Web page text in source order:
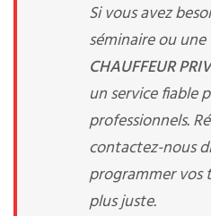
Si vous avez
séminaire ou
CHAUFFEUR
un service fiable
professionnels.
contactez-nous
programmer vos
plus juste.